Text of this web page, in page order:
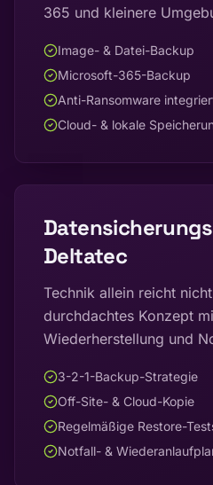
365 und kleinere
Image- & Datei-Backup
Microsoft-365-Backup
Anti-Ransomware
Cloud- & lokale
Deltatec
Technik allein reicht
durchdachtes Konzept
Wiederherstellung und
3-2-1-Backup-Strategie
Off-Site- & Cloud-Kopie
Regelmäßige Restore-
Notfall- &